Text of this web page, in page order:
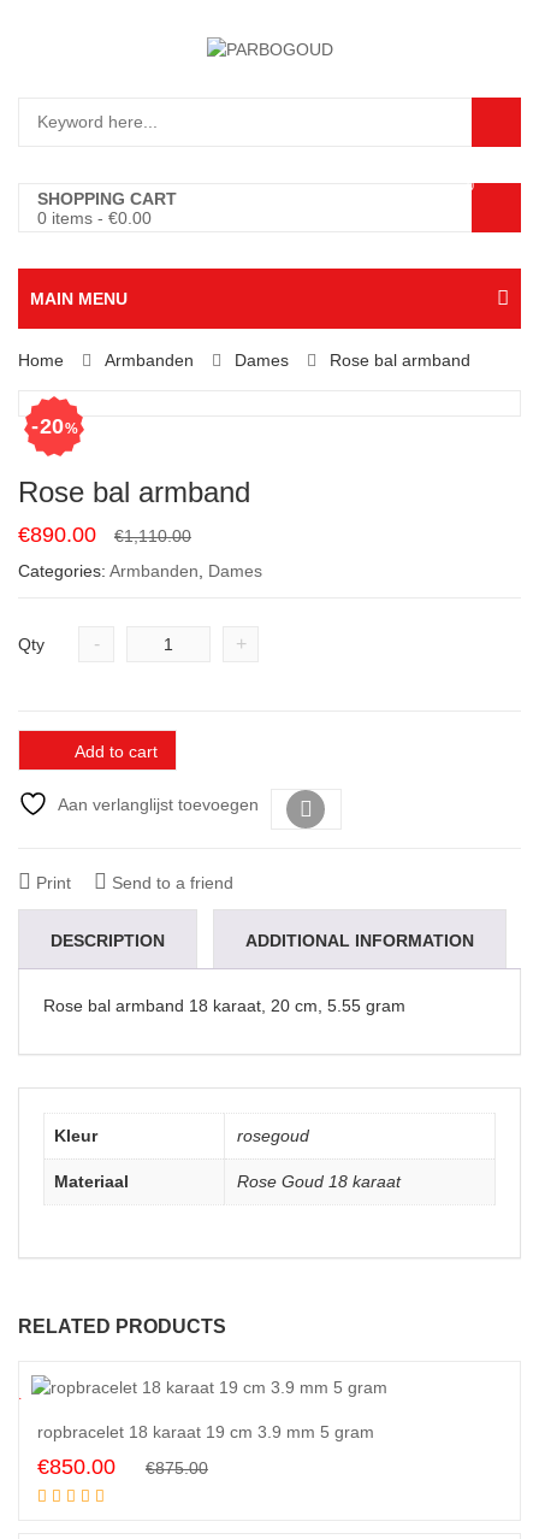
SHOPPING CART
0 items - €0.00
0
MAIN MENU
Home Armbanden Dames Rose bal armband
20%
Rose bal armband
€1,110.00Original
price
€890.00
Current
price
Categories: Armbanden, Dames
Qty - +
Add to cart
Aan verlanglijst toevoegen
Print Send to a friend
DESCRIPTION ADDITIONAL INFORMATION
Rose bal armband 18 karaat, 20 cm, 5.55 gram
Kleur rosegoud
Materiaal Rose Goud 18 karaat
RELATED PRODUCTS
ropbracelet 18 karaat 19 cm 3.9 mm 5 gram
€875.00Original
€850.00
Current